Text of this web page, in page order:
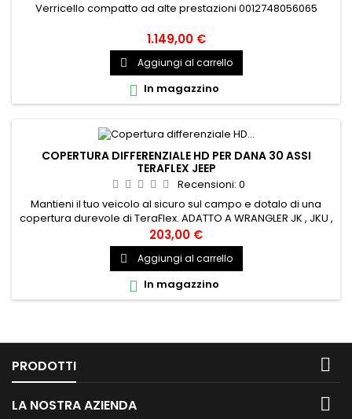
Verricello compatto ad alte prestazioni 0012748056065
1.149,00 €
 Aggiungi al carrello
 In magazzino
COPERTURA DIFFERENZIALE HD PER DANA 30 ASSI
TERAFLEX JEEP
Recensioni: 0
Mantieni il tuo veicolo al sicuro sul campo e dotalo di una
copertura durevole di TeraFlex. ADATTO A WRANGLER JK , JKU ,
YJ , TJ/LJ , GRAN CHEROKE WJ/WG , ZJ Codice
prodotto:TX3990630
203,00 €
 Aggiungi al carrello
 In magazzino
PRODOTTI 
LA NOSTRA AZIENDA 